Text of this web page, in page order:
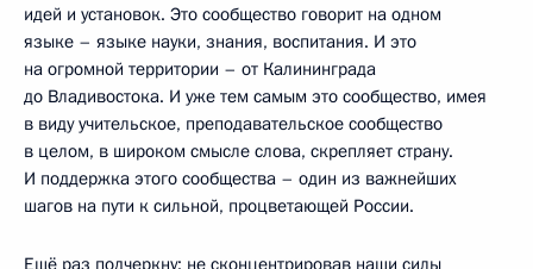
идей и установок. Это сообщество говорит на одном
языке – языке науки, знания, воспитания. И это
на огромной территории – от Калининграда
до Владивостока. И уже тем самым это сообщество, имея
в виду учительское, преподавательское сообщество
в целом, в широком смысле слова, скрепляет страну.
И поддержка этого сообщества – один из важнейших
шагов на пути к сильной, процветающей России.
Ещё раз подчеркну: не сконцентрировав наши силы